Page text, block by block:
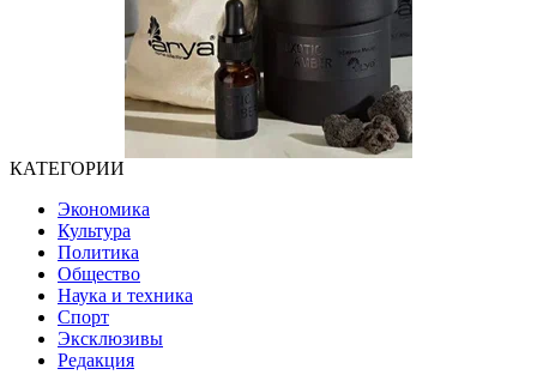
КАТЕГОРИИ
Экономика
Культура
Политика
Общество
Наука и техника
Спорт
Эксклюзивы
Редакция